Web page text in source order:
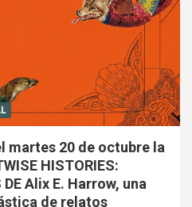
martes 20 de octubre la
HISTORIES:
DE Alix E. Harrow, una
de relatos